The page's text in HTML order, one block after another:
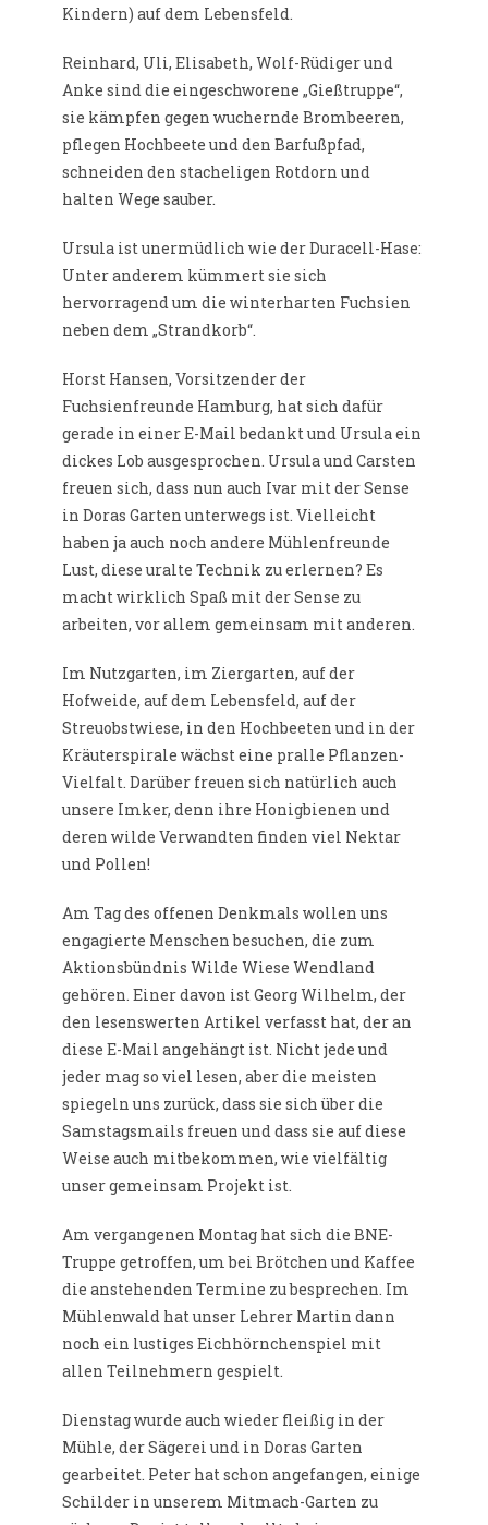
Kindern) auf dem Lebensfeld.
Reinhard, Uli, Elisabeth, Wolf-Rüdiger und
Anke sind die eingeschworene „Gießtruppe“,
sie kämpfen gegen wuchernde Brombeeren,
pflegen Hochbeete und den Barfußpfad,
schneiden den stacheligen Rotdorn und
halten Wege sauber.
Ursula ist unermüdlich wie der Duracell-Hase:
Unter anderem kümmert sie sich
hervorragend um die winterharten Fuchsien
neben dem „Strandkorb“.
Horst Hansen, Vorsitzender der
Fuchsienfreunde Hamburg, hat sich dafür
gerade in einer E-Mail bedankt und Ursula ein
dickes Lob ausgesprochen. Ursula und Carsten
freuen sich, dass nun auch Ivar mit der Sense
in Doras Garten unterwegs ist. Vielleicht
haben ja auch noch andere Mühlenfreunde
Lust, diese uralte Technik zu erlernen? Es
macht wirklich Spaß mit der Sense zu
arbeiten, vor allem gemeinsam mit anderen.
Im Nutzgarten, im Ziergarten, auf der
Hofweide, auf dem Lebensfeld, auf der
Streuobstwiese, in den Hochbeeten und in der
Kräuterspirale wächst eine pralle Pflanzen-
Vielfalt. Darüber freuen sich natürlich auch
unsere Imker, denn ihre Honigbienen und
deren wilde Verwandten finden viel Nektar
und Pollen!
Am Tag des offenen Denkmals wollen uns
engagierte Menschen besuchen, die zum
Aktionsbündnis Wilde Wiese Wendland
gehören. Einer davon ist Georg Wilhelm, der
den lesenswerten Artikel verfasst hat, der an
diese E-Mail angehängt ist. Nicht jede und
jeder mag so viel lesen, aber die meisten
spiegeln uns zurück, dass sie sich über die
Samstagsmails freuen und dass sie auf diese
Weise auch mitbekommen, wie vielfältig
unser gemeinsam Projekt ist.
Am vergangenen Montag hat sich die BNE-
Truppe getroffen, um bei Brötchen und Kaffee
die anstehenden Termine zu besprechen. Im
Mühlenwald hat unser Lehrer Martin dann
noch ein lustiges Eichhörnchenspiel mit
allen Teilnehmern gespielt.
Dienstag wurde auch wieder fleißig in der
Mühle, der Sägerei und in Doras Garten
gearbeitet. Peter hat schon angefangen, einige
Schilder in unserem Mitmach-Garten zu